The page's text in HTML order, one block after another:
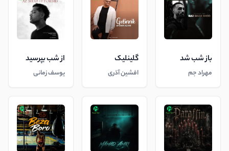
باز شب شد
مهراد جم
گلینلیک
افشین آذری
از شب بپرسید
یوسف زمانی